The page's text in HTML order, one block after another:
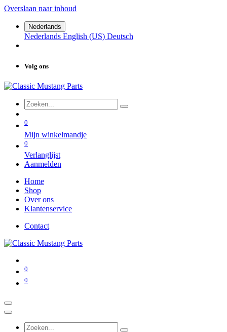
Overslaan naar inhoud
Nederlands
Nederlands English (US) Deutsch
Volg ons
0
Mijn winkelmandje
0
Verlanglijst
Aanmelden
Home
Shop
Over ons
Klantenservice
Contact
0
0